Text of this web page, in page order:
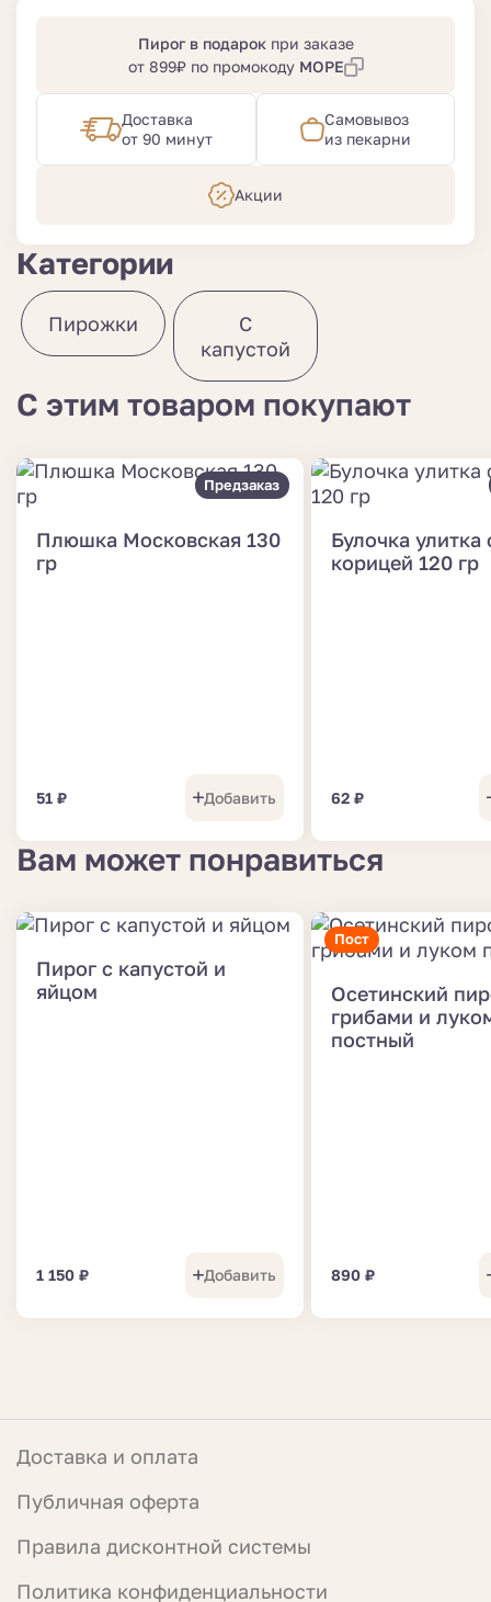
Пирог в подарокпри заказе
от 899₽ по промокоду МОРЕ
Доставка
от 90 минут
Самовывоз
из пекарни
Акции
Категории
Пирожки
С
капустой
С этим товаром покупают
Предзаказ
Плюшка Московская 130
гр
51 ₽ Добавить
Булочка улитка
корицей 120 гр
62 ₽
Вам может понравиться
Пирог с капустой и
яйцом
1 150 ₽ Добавить
Пост
Осетинский
грибами и
постный
890 ₽
Доставка и оплата
Публичная оферта
Правила дисконтной системы
Политика конфиденциальности